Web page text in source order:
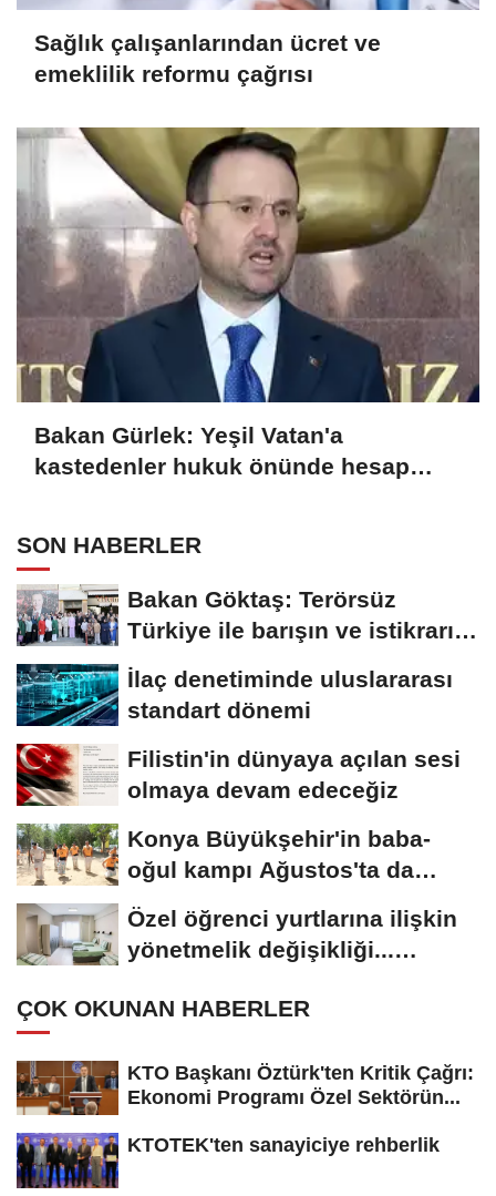
Sağlık çalışanlarından ücret ve
emeklilik reformu çağrısı
Bakan Gürlek: Yeşil Vatan'a
kastedenler hukuk önünde hesap
SON HABERLER
Bakan Göktaş: Terörsüz
Türkiye ile barışın ve istikrarın
güçlendiği...
İlaç denetiminde uluslararası
standart dönemi
Filistin'in dünyaya açılan sesi
olmaya devam edeceğiz
Konya Büyükşehir'in baba-
oğul kampı Ağustos'ta da
sürecek
Özel öğrenci yurtlarına ilişkin
yönetmelik değişikliği...
ÇOK OKUNAN HABERLER
KTO Başkanı Öztürk'ten Kritik Çağrı:
Ekonomi Programı Özel Sektörün...
KTOTEK'ten sanayiciye rehberlik